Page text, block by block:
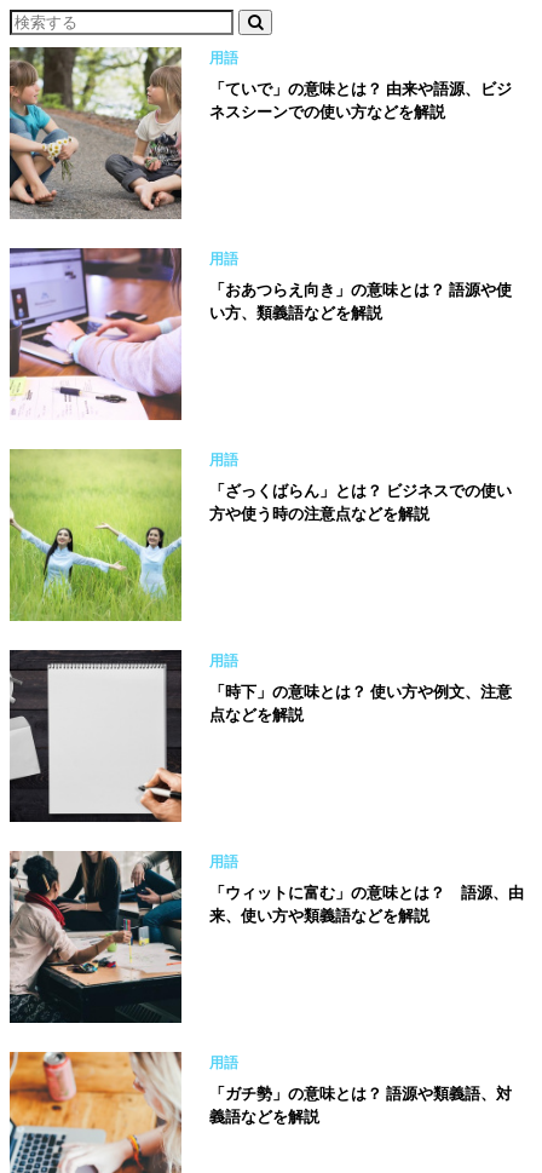
用語
「ていで」の意味とは？ 由来や語源、ビジ
ネスシーンでの使い方などを解説
用語
「おあつらえ向き」の意味とは？ 語源や使
い方、類義語などを解説
用語
「ざっくばらん」とは？ ビジネスでの使い
方や使う時の注意点などを解説
用語
「時下」の意味とは？ 使い方や例文、注意
点などを解説
用語
「ウィットに富む」の意味とは？ 語源、由
来、使い方や類義語などを解説
用語
「ガチ勢」の意味とは？ 語源や類義語、対
義語などを解説